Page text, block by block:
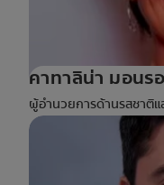
คาทาลิน่า มอนร
ผู้อำนวยการด้านรสชาติ